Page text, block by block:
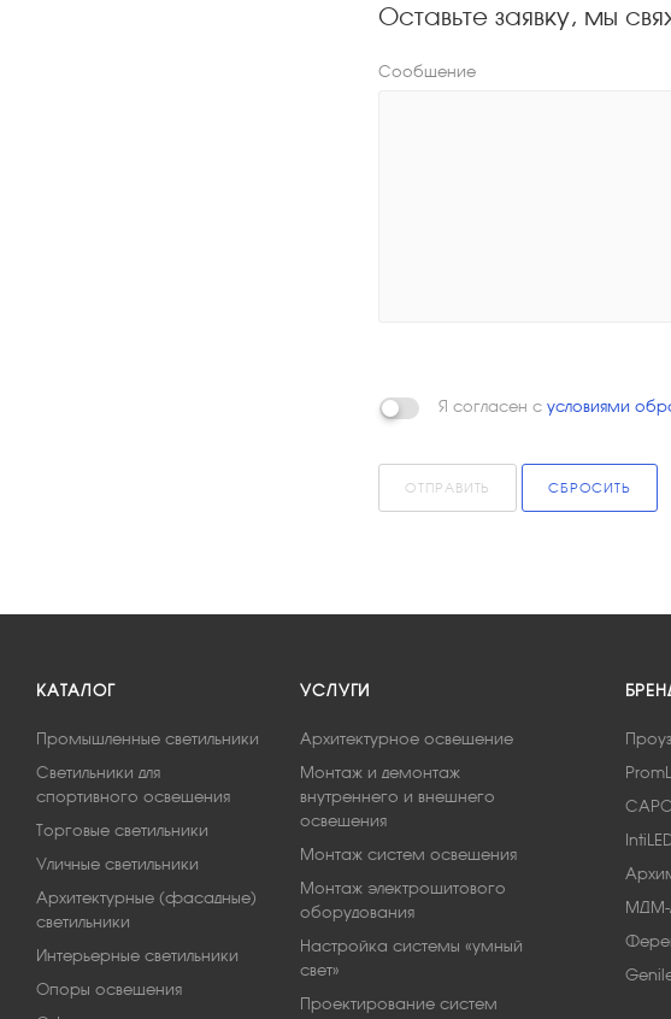
Оставьте заявку, мы
Сообщение
Я согласен с условиями
ОТПРАВИТЬ СБРОСИТЬ
КАТАЛОГ
Промышленные светильники
Светильники для
спортивного освещения
Торговые светильники
Уличные светильники
Архитектурные (фасадные)
светильники
Интерьерные светильники
Опоры освещения
УСЛУГИ
Архитектурное освещение
Монтаж и демонтаж
внутреннего и внешнего
освещения
Монтаж систем освещения
Монтаж электрощитового
оборудования
Настройка системы «умный
свет»
Проектирование систем
Проуз
МДМ-